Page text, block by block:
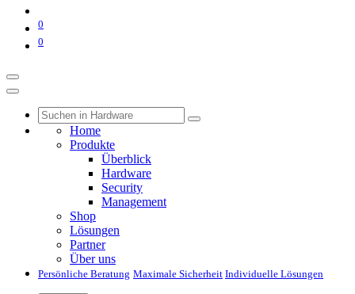
0
0
Home
Produkte
Überblick
Hardware
Security
Management
Shop
Lösungen
Partner
Über uns
Persönliche Beratung Maximale Sicherheit Individuelle Lösungen